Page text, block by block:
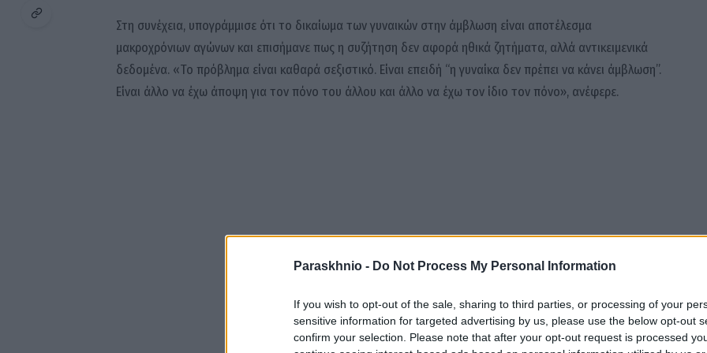
Paraskhnio - Do Not Process My Personal Information
If you wish to opt-out of the sale, sharing to third parties, or processing of your
sensitive information for targeted advertising by us, please use the below opt-out
confirm your selection. Please note that after your opt-out request is processed
Στη συνέχεια, υπογράμμισε ότι το δικαίωμα των γυναικών στην άμβλωση είναι αποτέλεσμα
μακροχρόνιων αγώνων και επισήμανε πως η συζήτηση δεν αφορά ηθικά ζητήματα, αλλά αντικειμενικά
δεδομένα. «Το πρόβλημα είναι καθαρά σεξιστικό. Είναι επειδή “η γυναίκα δεν πρέπει να κάνει άμβλωση”.
Είναι άλλο να έχω άποψη για τον πόνο του άλλου και άλλο να έχω τον ίδιο τον πόνο», ανέφερε.